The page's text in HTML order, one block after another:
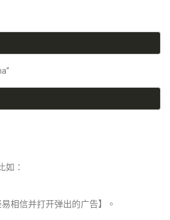
如：
相信并打开弹出的广告】。